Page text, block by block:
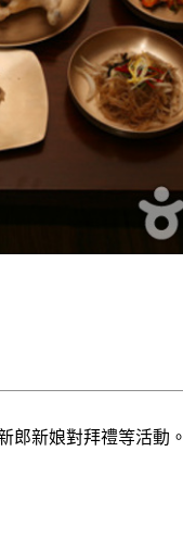
郎新娘對拜禮等活動。